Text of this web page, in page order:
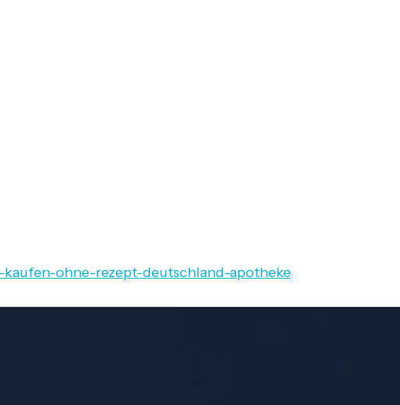
ohne-rezept-deutschland-apotheke